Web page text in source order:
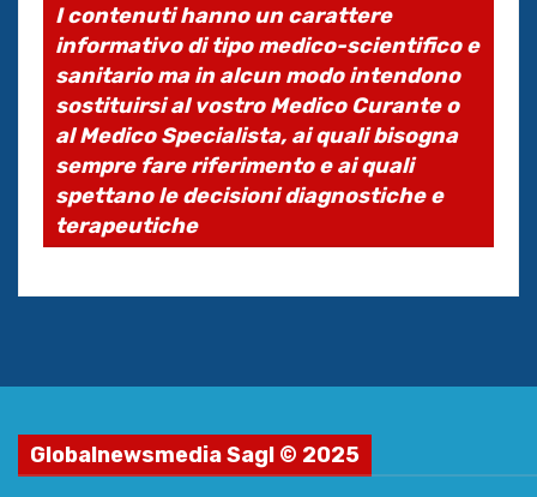
I contenuti hanno un carattere
informativo di tipo medico-scientifico e
sanitario ma in alcun modo intendono
sostituirsi al vostro Medico Curante o
al Medico Specialista, ai quali bisogna
sempre fare riferimento e ai quali
spettano le decisioni diagnostiche e
terapeutiche
Globalnewsmedia Sagl © 2025